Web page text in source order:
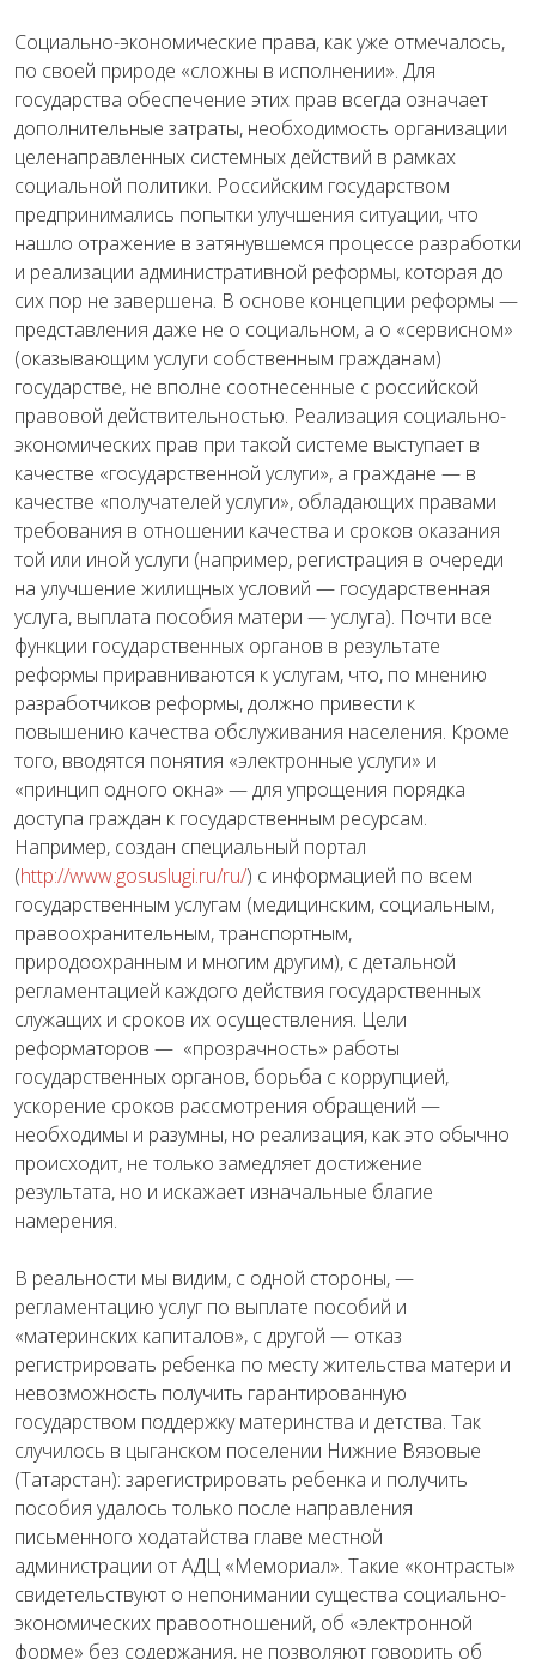
Социально-экономические права, как уже отмечалось,
по своей природе «сложны в исполнении». Для
государства обеспечение этих прав всегда означает
дополнительные затраты, необходимость организации
целенаправленных системных действий в рамках
социальной политики. Российским государством
предпринимались попытки улучшения ситуации, что
нашло отражение в затянувшемся процессе разработки
и реализации административной реформы, которая до
сих пор не завершена. В основе концепции реформы —
представления даже не о социальном, а о «сервисном»
(оказывающим услуги собственным гражданам)
государстве, не вполне соотнесенные с российской
правовой действительностью. Реализация социально-
экономических прав при такой системе выступает в
качестве «государственной услуги», а граждане — в
качестве «получателей услуги», обладающих правами
требования в отношении качества и сроков оказания
той или иной услуги (например, регистрация в очереди
на улучшение жилищных условий — государственная
услуга, выплата пособия матери — услуга). Почти все
функции государственных органов в результате
реформы приравниваются к услугам, что, по мнению
разработчиков реформы, должно привести к
повышению качества обслуживания населения. Кроме
того, вводятся понятия «электронные услуги» и
«принцип одного окна» — для упрощения порядка
доступа граждан к государственным ресурсам.
Например, создан специальный портал
(http://www.gosuslugi.ru/ru/) с информацией по всем
государственным услугам (медицинским, социальным,
правоохранительным, транспортным,
природоохранным и многим другим), с детальной
регламентацией каждого действия государственных
служащих и сроков их осуществления. Цели
реформаторов — «прозрачность» работы
государственных органов, борьба с коррупцией,
ускорение сроков рассмотрения обращений —
необходимы и разумны, но реализация, как это обычно
происходит, не только замедляет достижение
результата, но и искажает изначальные благие
намерения.
В реальности мы видим, с одной стороны, —
регламентацию услуг по выплате пособий и
«материнских капиталов», с другой — отказ
регистрировать ребенка по месту жительства матери и
невозможность получить гарантированную
государством поддержку материнства и детства. Так
случилось в цыганском поселении Нижние Вязовые
(Татарстан): зарегистрировать ребенка и получить
пособия удалось только после направления
письменного ходатайства главе местной
администрации от АДЦ «Мемориал». Такие «контрасты»
свидетельствуют о непонимании существа социально-
экономических правоотношений, об «электронной
форме» без содержания, не позволяют говорить об